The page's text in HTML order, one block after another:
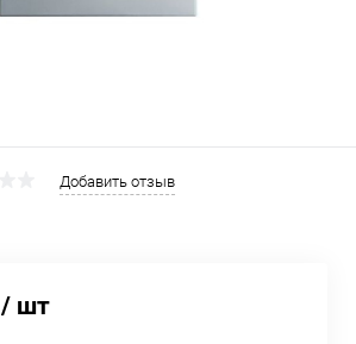
Добавить отзыв
/ шт